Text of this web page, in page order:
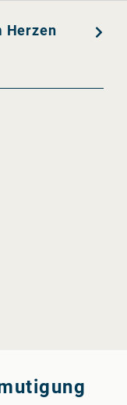
Herzen